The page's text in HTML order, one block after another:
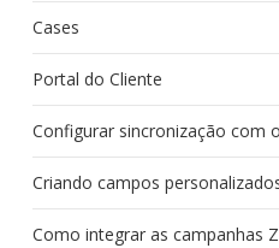
Cases
Portal do Cliente
Configurar sincronização com
Criando campos
Como integrar as campanhas